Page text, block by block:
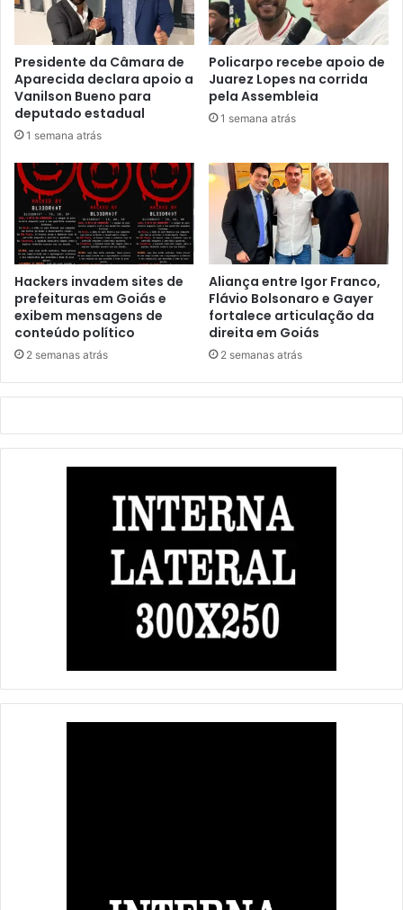
Presidente da Câmara de
Aparecida declara apoio a
Vanilson Bueno para
deputado estadual
1 semana atrás
Policarpo recebe apoio de
Juarez Lopes na corrida
pela Assembleia
1 semana atrás
Hackers invadem sites de
prefeituras em Goiás e
exibem mensagens de
conteúdo político
2 semanas atrás
Aliança entre Igor Franco,
Flávio Bolsonaro e Gayer
fortalece articulação da
direita em Goiás
2 semanas atrás